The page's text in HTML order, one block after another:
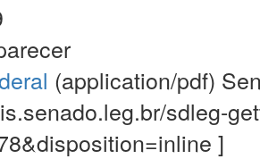
(application/pdf)
sdleg-
]